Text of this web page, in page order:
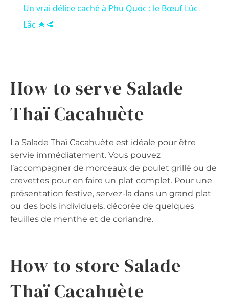
Un vrai délice caché à Phu Quoc : le Bœuf Lúc
Lắc 🍚🥩
How to serve Salade
Thaï Cacahuète
La Salade Thaï Cacahuète est idéale pour être
servie immédiatement. Vous pouvez
l’accompagner de morceaux de poulet grillé ou de
crevettes pour en faire un plat complet. Pour une
présentation festive, servez-la dans un grand plat
ou des bols individuels, décorée de quelques
feuilles de menthe et de coriandre.
How to store Salade
Thaï Cacahuète